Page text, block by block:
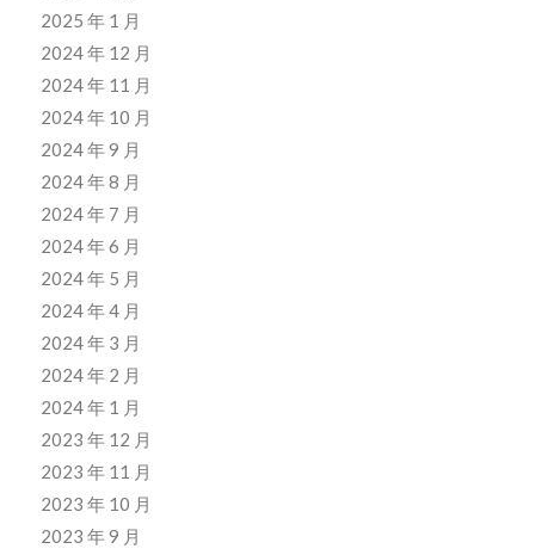
2025 年 1 月
2024 年 12 月
2024 年 11 月
2024 年 10 月
2024 年 9 月
2024 年 8 月
2024 年 7 月
2024 年 6 月
2024 年 5 月
2024 年 4 月
2024 年 3 月
2024 年 2 月
2024 年 1 月
2023 年 12 月
2023 年 11 月
2023 年 10 月
2023 年 9 月